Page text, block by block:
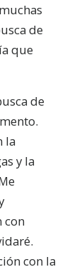
de
que
de
la
y la
con
con la